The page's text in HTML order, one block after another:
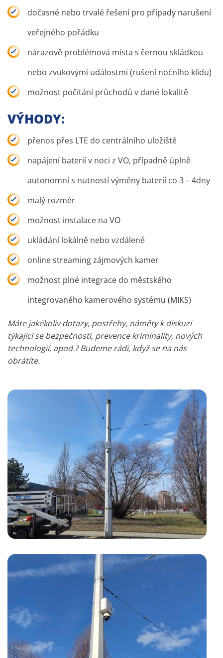
dočasné nebo trvalé řešení pro případy narušení
veřejného pořádku
nárazově problémová místa s černou skládkou
nebo zvukovými událostmi (rušení nočního klidu)
možnost počítání průchodů v dané lokalitě
VÝHODY:
přenos přes LTE do centrálního uložiště
napájení baterií v noci z VO, případně úplně
autonomní s nutností výměny baterií co 3 – 4dny
malý rozměr
možnost instalace na VO
ukládání lokálně nebo vzdáleně
online streaming zájmových kamer
možnost plné integrace do městského
integrovaného kamerového systému (MIKS)
Máte jakékoliv dotazy, postřehy, náměty k diskuzi
týkající se bezpečnosti, prevence kriminality, nových
technologií, apod.? Budeme rádi, když se na nás
obrátíte.